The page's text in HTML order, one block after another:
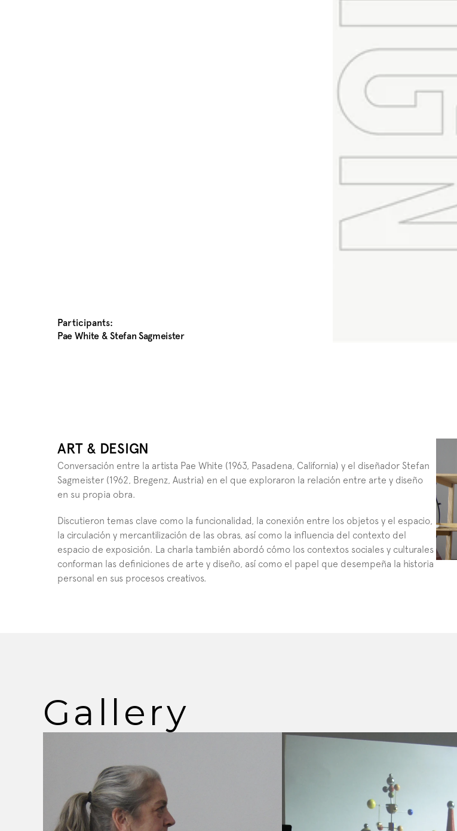
Participants:
Pae White & Stefan Sagmeister
ART & DESIGN
Conversación entre la artista Pae White (1963, Pasadena, California) y el diseñador Stefan
Sagmeister (1962, Bregenz, Austria) en el que exploraron la relación entre arte y diseño
en su propia obra.
Discutieron temas clave como la funcionalidad, la conexión entre los objetos y el espacio,
la circulación y mercantilización de las obras, así como la influencia del contexto del
espacio de exposición. La charla también abordó cómo los contextos sociales y culturales
conforman las definiciones de arte y diseño, así como el papel que desempeña la historia
personal en sus procesos creativos.
Gallery